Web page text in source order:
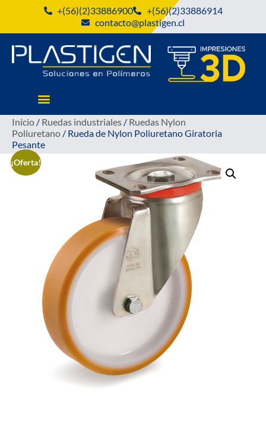
+(56)(2)33886900
+(56)(2)33886914
contacto@plastigen.cl
Inicio / Ruedas industriales / Ruedas Nylon
Poliuretano / Rueda de Nylon Poliuretano Giratoria
Pesante
¡Oferta!